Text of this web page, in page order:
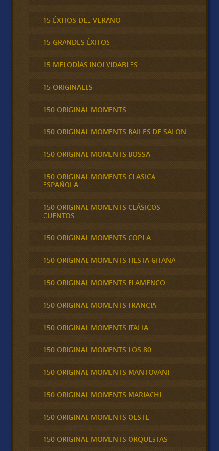
15 ÉXITOS DEL VERANO
15 GRANDES ÉXITOS
15 MELODÍAS INOLVIDABLES
15 ORIGINALES
150 ORIGINAL MOMENTS
150 ORIGINAL MOMENTS BAILES DE SALON
150 ORIGINAL MOMENTS BOSSA
150 ORIGINAL MOMENTS CLASICA
ESPAÑOLA
150 ORIGINAL MOMENTS CLÁSICOS
CUENTOS
150 ORIGINAL MOMENTS COPLA
150 ORIGINAL MOMENTS FIESTA GITANA
150 ORIGINAL MOMENTS FLAMENCO
150 ORIGINAL MOMENTS FRANCIA
150 ORIGINAL MOMENTS ITALIA
150 ORIGINAL MOMENTS LOS 80
150 ORIGINAL MOMENTS MANTOVANI
150 ORIGINAL MOMENTS MARIACHI
150 ORIGINAL MOMENTS OESTE
150 ORIGINAL MOMENTS ORQUESTAS